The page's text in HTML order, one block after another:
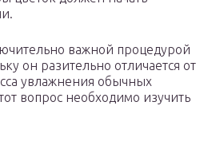
важной процедурой
он разительно отличается от
увлажнения обычных
вопрос необходимо изучить